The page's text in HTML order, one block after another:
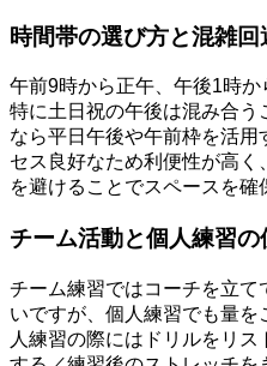
時間帯の選び方と混雑回
午前9時から正午、午後1時か
特に土日祝の午後は混み合う
なら平日午後や午前枠を活
セス良好なため利便性が高
を避けることでスペースを確
チーム活動と個人練習の
チーム練習ではコーチを立て
いですが、個人練習でも量
人練習の際にはドリルをリ